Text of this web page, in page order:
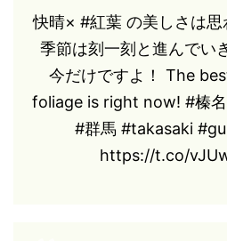
快晴× #紅葉 の美しさは思
季節は刻一刻と進んでい
今だけですよ！ The
foliage is right now! #榛
#群馬 #takasaki
https://t.co/